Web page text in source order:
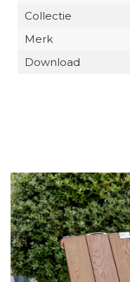
Collectie
Merk
Download